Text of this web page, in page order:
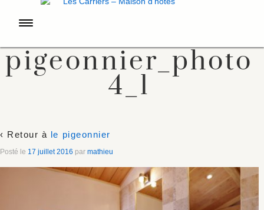
pigeonnier_photo
4_1
‹ Retour à le pigeonnier
Posté le 17 juillet 2016 par mathieu